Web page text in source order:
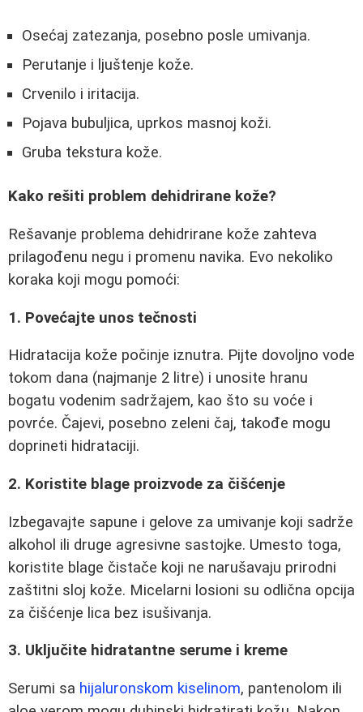
Osećaj zatezanja, posebno posle umivanja.
Perutanje i ljuštenje kože.
Crvenilo i iritacija.
Pojava bubuljica, uprkos masnoj koži.
Gruba tekstura kože.
Kako rešiti problem dehidrirane kože?
Rešavanje problema dehidrirane kože zahteva
prilagođenu negu i promenu navika. Evo nekoliko
koraka koji mogu pomoći:
1. Povećajte unos tečnosti
Hidratacija kože počinje iznutra. Pijte dovoljno vode
tokom dana (najmanje 2 litre) i unosite hranu
bogatu vodenim sadržajem, kao što su voće i
povrće. Čajevi, posebno zeleni čaj, takođe mogu
doprineti hidrataciji.
2. Koristite blage proizvode za čišćenje
Izbegavajte sapune i gelove za umivanje koji sadrže
alkohol ili druge agresivne sastojke. Umesto toga,
koristite blage čistače koji ne narušavaju prirodni
zaštitni sloj kože. Micelarni losioni su odlična opcija
za čišćenje lica bez isušivanja.
3. Uključite hidratantne serume i kreme
Serumi sa hijaluronskom kiselinom, pantenolom ili